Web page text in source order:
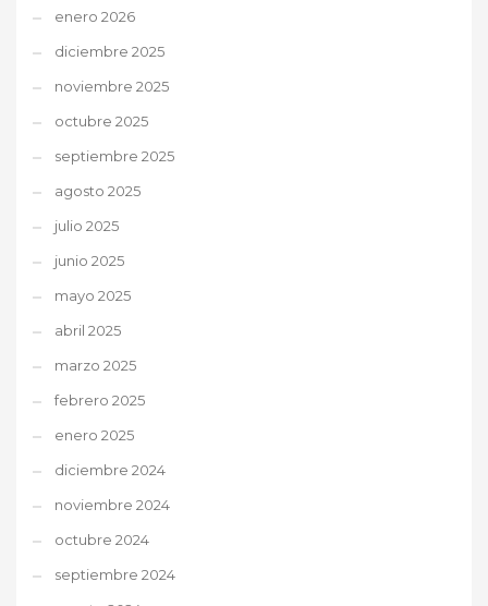
enero 2026
diciembre 2025
noviembre 2025
octubre 2025
septiembre 2025
agosto 2025
julio 2025
junio 2025
mayo 2025
abril 2025
marzo 2025
febrero 2025
enero 2025
diciembre 2024
noviembre 2024
octubre 2024
septiembre 2024